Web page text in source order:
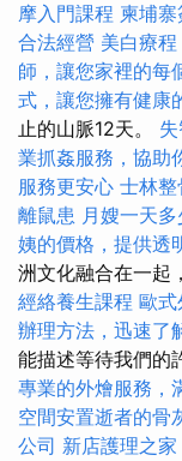
摩入門課程 柬埔
合法經營 美白療
師，讓您家裡的每
式，讓您擁有健康
止的山脈12天。
業抓姦服務，協助
服務更安心 士林整
離鼠患 月嫂一天
姨的價格，提供透
洲文化融合在一起
經絡養生課程 歐式
辦理方法，迅速了
能描述等待我們的
專業的外燴服務，
空間安置逝者的骨
公司 新店護理之